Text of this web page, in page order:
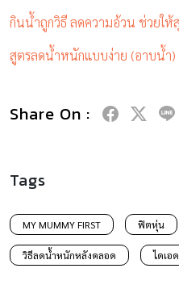
กินน้ำถูกวิธี ลดความอ้วน ช่วยใ
สูตรลดน้ำหนักแบบง่าย (อาบน้ำ
Share On :
Tags
MY MUMMY FIRST ฟิตหุ่น
วิธีลดน้ำหนักหลังคลอด ไดเอ